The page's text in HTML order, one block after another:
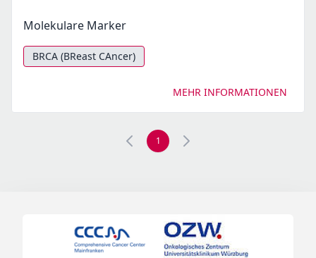
Molekulare Marker
BRCA (BReast CAncer)
MEHR INFORMATIONEN
1